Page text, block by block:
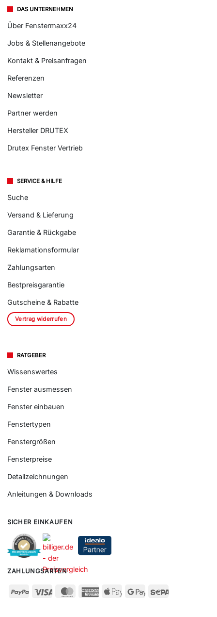
DAS UNTERNEHMEN
Über Fenstermaxx24
Jobs & Stellenangebote
Kontakt & Preisanfragen
Referenzen
Newsletter
Partner werden
Hersteller DRUTEX
Drutex Fenster Vertrieb
SERVICE & HILFE
Suche
Versand & Lieferung
Garantie & Rückgabe
Reklamationsformular
Zahlungsarten
Bestpreisgarantie
Gutscheine & Rabatte
Vertrag widerrufen
RATGEBER
Wissenswertes
Fenster ausmessen
Fenster einbauen
Fenstertypen
Fenstergrößen
Fensterpreise
Detailzeichnungen
Anleitungen & Downloads
SICHER EINKAUFEN
ZAHLUNGSARTEN